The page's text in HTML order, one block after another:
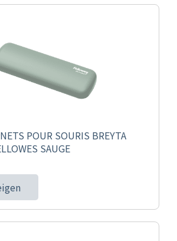
POUR SOURIS BREYTA
SAUGE